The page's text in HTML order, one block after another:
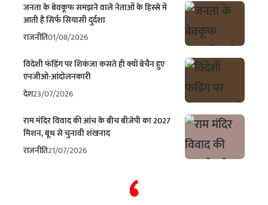
जनता के बेवकूफ समझने वाले नेताओं के हिस्से में
आती है सिर्फ सियासी दुर्दशा
राजनीति01/08/2026
विदेशी फंडिंग पर शिकंजा कसते ही क्यों बेचैन हुए
एनजीओ-आंदोलनकारी
देश23/07/2026
राम मंदिर विवाद की आंच के बीच बीजेपी का 2027
मिशन, बूथ से चुनावी शंखनाद
राजनीति21/07/2026